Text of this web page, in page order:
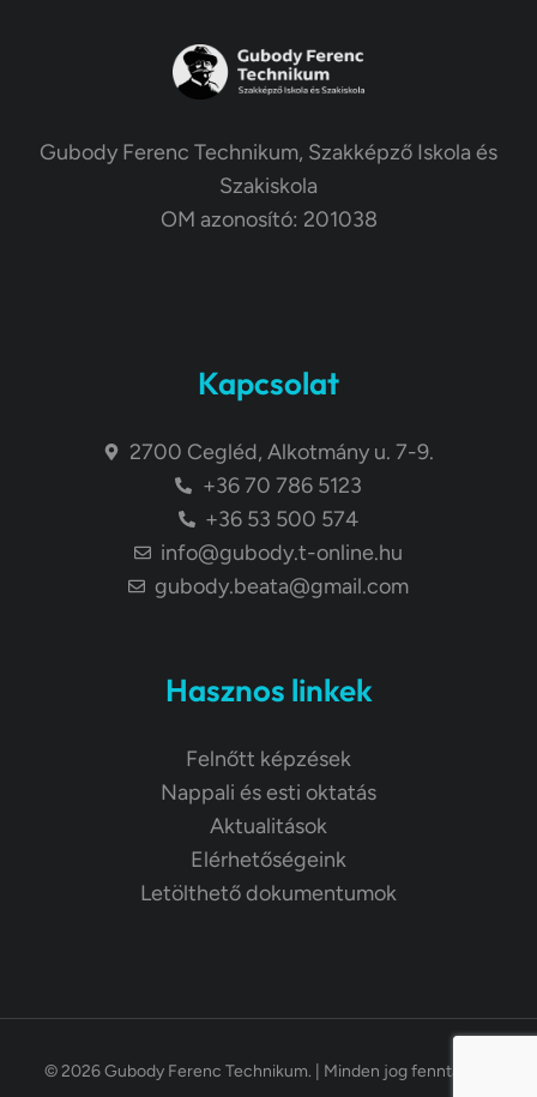
Gubody Ferenc Technikum, Szakképző Iskola és
Szakiskola
OM azonosító: 201038
Kapcsolat
2700 Cegléd, Alkotmány u. 7-9.
+36 70 786 5123
+36 53 500 574
info@gubody.t-online.hu
gubody.beata@gmail.com
Hasznos linkek
Felnőtt képzések
Nappali és esti oktatás
Aktualitások
Elérhetőségeink
Letölthető dokumentumok
© 2026 Gubody Ferenc Technikum. | Minden jog fenntartva.